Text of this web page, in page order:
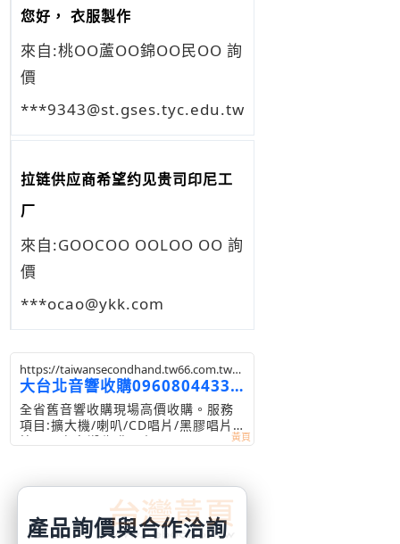
您好， 衣服製作
來自:桃OO蘆OO錦OO民OO 詢
價
***9343@st.gses.tyc.edu.tw
拉链供应商希望约见贵司印尼工
厂
來自:GOOCOO OOLOO OO 詢
價
***ocao@ykk.com
https://taiwansecondhand.tw66.com.tw/
web/SEC?postId=1323400
大台北音響收購0960804433
陳先生
全省舊音響收購現場高價收購。服務
項目:擴大機/喇叭/CD唱片/黑膠唱片
等。全省音響收購買賣0960804433
產品詢價與合作洽詢